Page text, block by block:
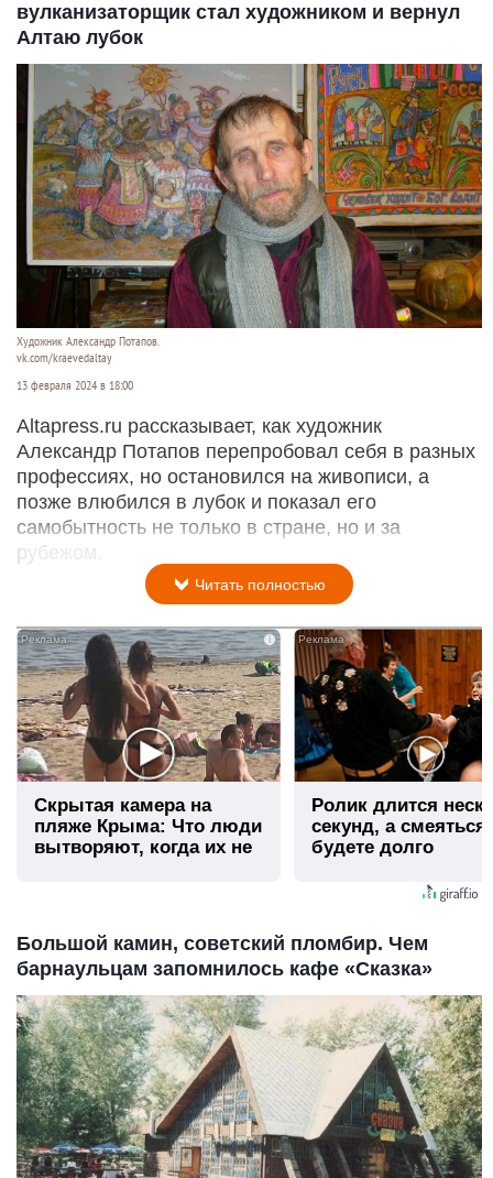
вулканизаторщик стал художником и вернул
Алтаю лубок
Художник Александр Потапов.
vk.com/kraevedaltay
13 февраля 2024 в 18:00
Altapress.ru рассказывает, как художник
Александр Потапов перепробовал себя в разных
профессиях, но остановился на живописи, а
позже влюбился в лубок и показал его
самобытность не только в стране, но и за
рубежом.
Читать полностью
i
Скрытая камера на
пляже Крыма: Что люди
вытворяют, когда их не
Ролик длится
секунд, а
будете долго
Большой камин, советский пломбир. Чем
барнаульцам запомнилось кафе «Сказка»